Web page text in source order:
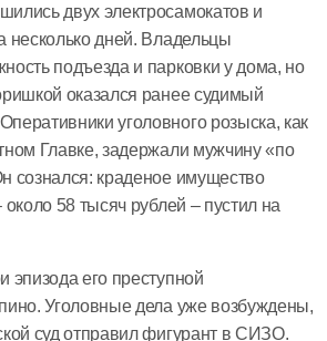
двух электросамокатов и
несколько дней. Владельцы
подъезда и парковки у дома, но
оказался ранее судимый
уголовного розыска, как
Главке, задержали мужчину «по
сознался: краденое имущество
58 тысяч рублей – пустил на
эпизода его преступной
Уголовные дела уже возбуждены,
суд отправил фигурант в СИЗО.